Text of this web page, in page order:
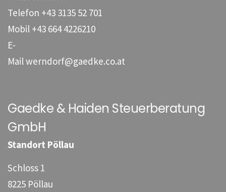
Telefon +43 3135 52 701
Mobil +43 664 4226210
E-
Mail werndorf@gaedke.co.at
Gaedke & Haiden Steuerberatung
GmbH
Standort Pöllau
Schloss 1
8225 Pöllau